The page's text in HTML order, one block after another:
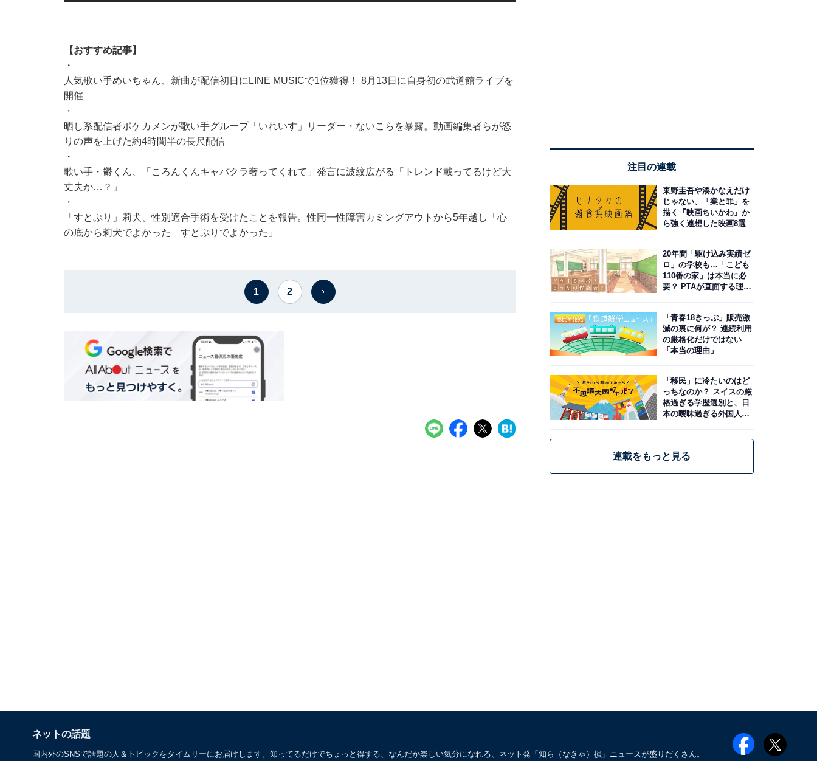
【おすすめ記事】
・
人気歌い手めいちゃん、新曲が配信初日にLINE MUSICで1位獲得！ 8月13日に自身初の武道館ライブを
開催
・
晒し系配信者ポケカメンが歌い手グループ「いれいす」リーダー・ないこらを暴露。動画編集者らが怒
りの声を上げた約4時間半の長尺配信
・
歌い手・鬱くん、「ころんくんキャバクラ奢ってくれて」発言に波紋広がる「トレンド載ってるけど大
丈夫か…？」
・
「すとぷり」莉犬、性別適合手術を受けたことを報告。性同一性障害カミングアウトから5年越し「心
の底から莉犬でよかった すとぷりでよかった」
1 2
注目の連載
東野圭吾や湊かなえだけ
じゃない、「業と罪」を
描く『映画ちいかわ』か
ら強く連想した映画8選
20年間「駆け込み実績ゼ
ロ」の学校も…「こども
110番の家」は本当に必
要？ PTAが直面する理想
「青春18きっぷ」販売激
減の裏に何が？ 連続利用
の厳格化だけではない
「本当の理由」
「移民」に冷たいのはど
っちなのか？ スイスの厳
格過ぎる学歴選別と、日
本の曖昧過ぎる外国人政
連載をもっと見る
ネットの話題
国内外のSNSで話題の人＆トピックをタイムリーにお届けします。知ってるだけでちょっと得する、なんだか楽しい気分になれる、ネット発「知ら（なきゃ）損」ニュースが盛りだくさん。